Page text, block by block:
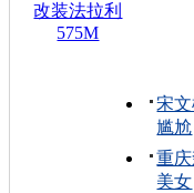
改装法拉利
575M
宋
尴尬
重
美女